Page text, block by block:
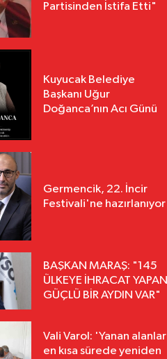
Partisinden İstifa Etti"
Kuyucak Belediye
Başkanı Uğur
Doğanca’nın Acı Günü
Germencik, 22. İncir
Festivali'ne hazırlanıyor
BAŞKAN MARAŞ: "145
ÜLKEYE İHRACAT YAPAN
GÜÇLÜ BİR AYDIN VAR"
Vali Varol: 'Yanan alanlar
en kısa sürede yeniden